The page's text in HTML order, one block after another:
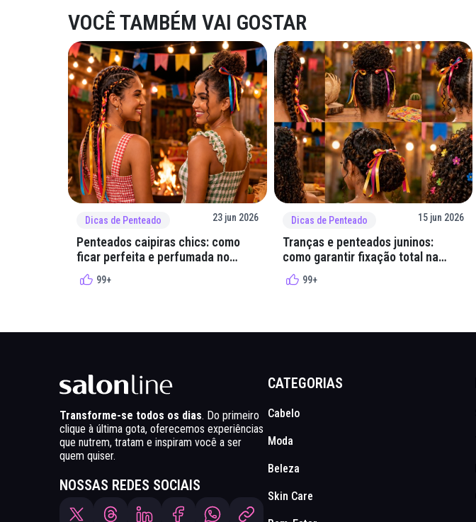
VOCÊ TAMBÉM VAI GOSTAR
Dicas de Penteado 23 jun 2026
Penteados caipiras chics: como
ficar perfeita e perfumada no
arraial
99+
Dicas de Penteado 15 jun 2026
Tranças e penteados juninos:
como garantir fixação total na
quadrilha
99+
Transforme-se todos os dias. Do primeiro
clique à última gota, oferecemos experiências
que nutrem, tratam e inspiram você a ser
quem quiser.
NOSSAS REDES SOCIAIS
CATEGORIAS
Cabelo
Moda
Beleza
Skin Care